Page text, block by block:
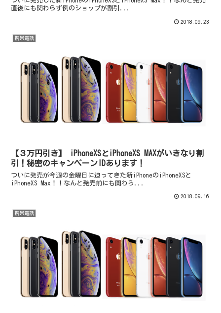
直後にも関わらず例のショップが割引...
2018.09.23
携帯電話
【３万円引き】 iPhoneXSとiPhoneXS MAXがいきなり割
引！秘密のキャンペーンIDあります！
ついに発売が今週の金曜日に迫ってきた新iPhoneのiPhoneXSと
iPhoneXS Max！！なんと発売前にも関わら...
2018.09.16
携帯電話